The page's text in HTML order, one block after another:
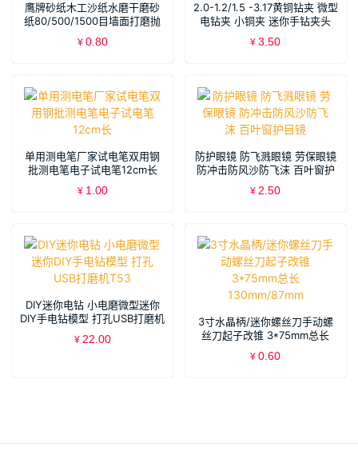
鹰牌砂纸木工沙纸水磨干磨砂
纸80/500/1500目墙面打磨抛
光水砂皮
¥ 0.80
2.0-1.2/1.5 -3.17黄铜钻夹 微型
电钻夹 小铜夹 迷你手钻夹头
¥ 3.50
单用测电笔厂家试电笔双用钢
批测电笔电子试电笔12cm长
¥ 1.00
防护眼镜 防飞溅眼镜 劳保眼镜
防冲击防风沙防飞沫 百叶窗护
目镜
¥ 2.50
DIY迷你电钻 小电磨微型迷你
DIY手电钻模型 打孔USB打磨机
T53
¥ 22.00
3寸水晶柄/迷你螺丝刀手动螺
丝刀起子改锥 3*75mm总长
130mm/87mm
¥ 0.60